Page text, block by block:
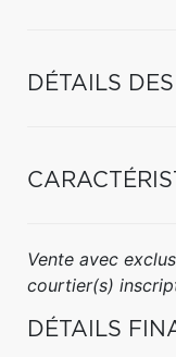
DÉTAILS
Vente avec
courtier(s)
DÉTAILS